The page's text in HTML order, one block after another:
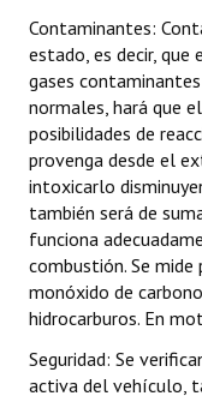
Registros y
Datos Históricos
Premio al Mérito -
Audiencias Públicas -
Mujeres que
Periodistas Decanos
Ciudadano Ilustre -
Banca del Vecino -
Contaminantes:
estado, es decir, que
gases
normales, hará que
posibilidades de
provenga desde el
intoxicarlo
también será de
funciona
combustión. Se
monóxido de
hidrocarburos. En
Seguridad: Se
activa del vehículo,